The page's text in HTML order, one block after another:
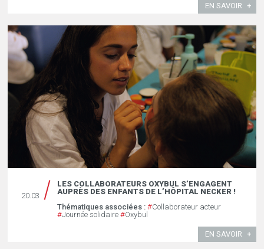
EN SAVOIR
20.03
LES COLLABORATEURS OXYBUL S’ENGAGENT
AUPRÈS DES ENFANTS DE L’HÔPITAL NECKER !
Thématiques associées : #Collaborateur acteur
#Journée solidaire #Oxybul
EN SAVOIR